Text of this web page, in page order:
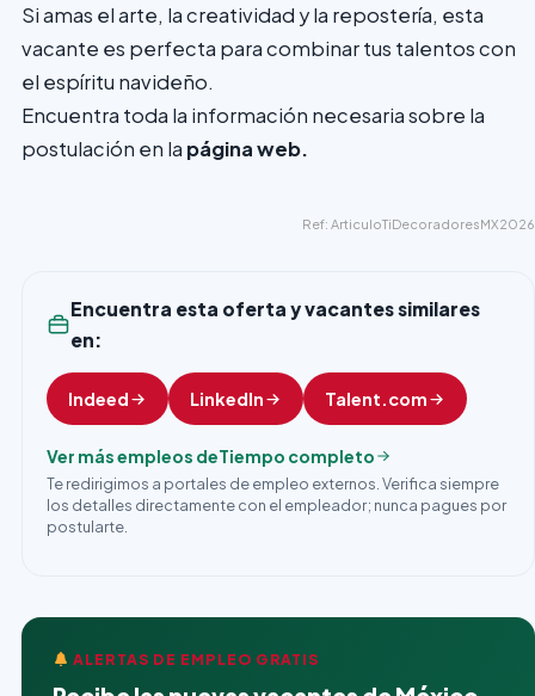
Si amas el arte, la creatividad y la repostería, esta
vacante es perfecta para combinar tus talentos con
el espíritu navideño.
Encuentra toda la información necesaria sobre la
postulación en la página web.
Ref: ArticuloTiDecoradoresMX2026
Encuentra esta oferta y vacantes similares
en:
Indeed LinkedIn Talent.com
Ver más empleos deTiempo completo
Te redirigimos a portales de empleo externos. Verifica siempre
los detalles directamente con el empleador; nunca pagues por
postularte.
ALERTAS DE EMPLEO GRATIS